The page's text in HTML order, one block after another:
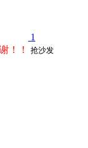
1
！！ 抢沙发